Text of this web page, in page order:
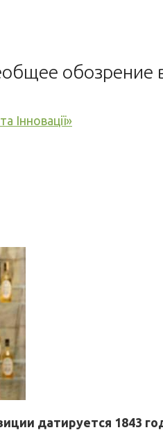
обозрение
Інновації»
датируется 1843